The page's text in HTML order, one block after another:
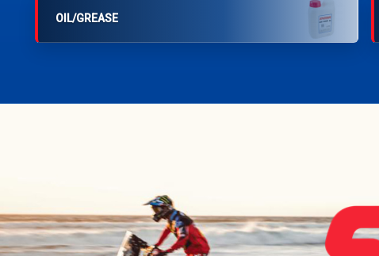
OIL/GREASE